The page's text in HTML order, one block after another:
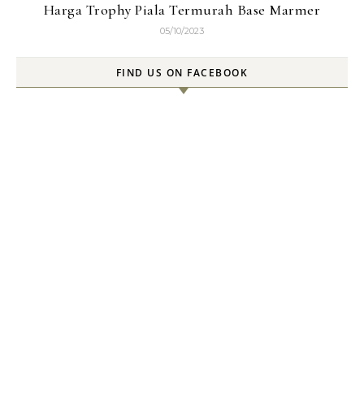
Harga Trophy Piala Termurah Base Marmer
05/10/2023
FIND US ON FACEBOOK